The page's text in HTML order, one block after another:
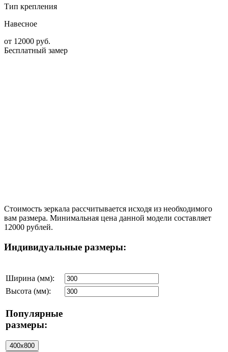
Тип крепления
Навесное
от 12000 руб.
Бесплатный замер
Стоимость зеркала рассчитывается исходя из необходимого
вам размера. Минимальная цена данной модели составляет
12000 рублей.
Индивидуальные размеры:
Ширина (мм):
Высота (мм):
Популярные
размеры: